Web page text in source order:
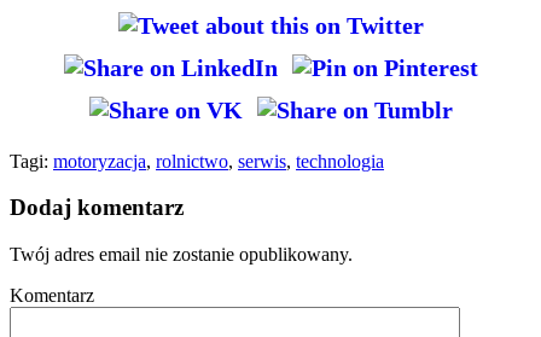
Tagi: motoryzacja, rolnictwo, serwis, technologia
Dodaj komentarz
Twój adres email nie zostanie opublikowany.
Komentarz